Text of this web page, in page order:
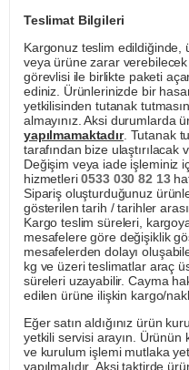
Teslimat Bilgileri
Kargonuz teslim edildiğinde,
veya ürüne zarar
görevlisi ile birlikte paketi
ediniz. Ürünlerinizde bir
yetkilisinden tutanak
almayınız. Aksi durumlarda
yapılmamaktadır. Tutanak
tarafından bize ulaştırılacak
Değişim veya iade işleminiz
hizmetleri0533 030 82 13
Sipariş oluşturduğunuz
gösterilen tarih / tarihler
Kargo teslim süreleri,
mesafelere göre değişiklik
mesafelerden dolayı
kg ve üzeri teslimatlar araç
süreleri uzayabilir. Cayma
edilen ürüne ilişkin kargo/
Eğer satın aldığınız ürün
yetkili servisi arayın. Ürünün
ve kurulum işlemi mutlaka
yapılmalıdır. Aksi taktirde